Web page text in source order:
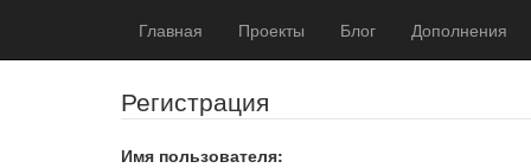
Главная Проекты Блог Дополнения
Регистрация
Имя пользователя: